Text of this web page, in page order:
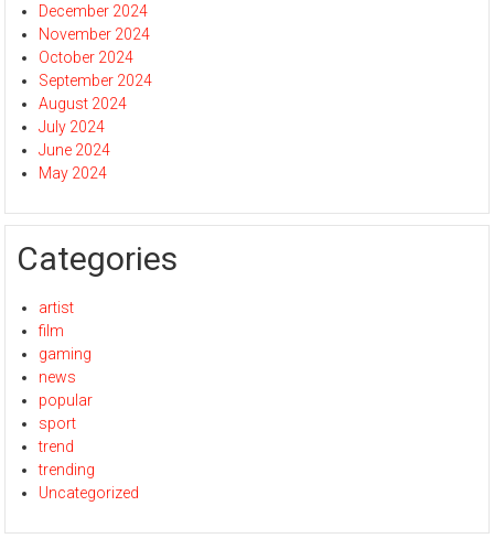
December 2024
November 2024
October 2024
September 2024
August 2024
July 2024
June 2024
May 2024
Categories
artist
film
gaming
news
popular
sport
trend
trending
Uncategorized